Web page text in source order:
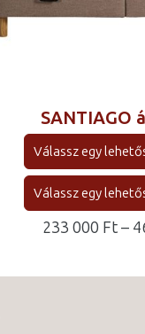
SANTIAGO
233 000 Ft–